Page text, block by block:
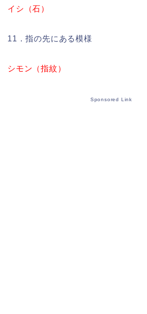
イシ（石）
11．指の先にある模様
シモン（指紋）
Sponsored Link